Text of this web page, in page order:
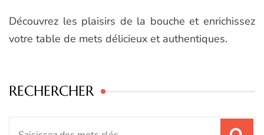
Découvrez les plaisirs de la bouche et enrichissez
votre table de mets délicieux et authentiques.
RECHERCHER